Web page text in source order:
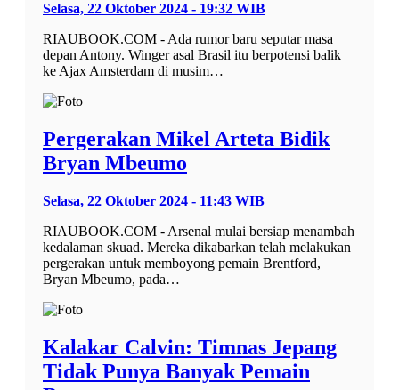
Selasa, 22 Oktober 2024 - 19:32 WIB
RIAUBOOK.COM - Ada rumor baru seputar masa
depan Antony. Winger asal Brasil itu berpotensi balik
ke Ajax Amsterdam di musim…
Pergerakan Mikel Arteta Bidik
Bryan Mbeumo
Selasa, 22 Oktober 2024 - 11:43 WIB
RIAUBOOK.COM - Arsenal mulai bersiap menambah
kedalaman skuad. Mereka dikabarkan telah melakukan
pergerakan untuk memboyong pemain Brentford,
Bryan Mbeumo, pada…
Kalakar Calvin: Timnas Jepang
Tidak Punya Banyak Pemain